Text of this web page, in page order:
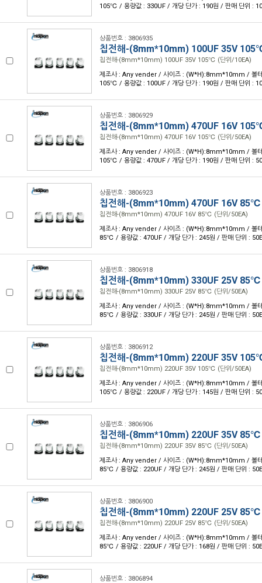
105℃ / 용량값 : 330UF / 개당 단가 : 190원 / 판매 단위 :
상품번호 : 3806935
칩전해-(8mm*10mm) 100UF 35V
칩전해-(8mm*10mm) 100UF 35V 105℃ (단위/10EA)
제조사 : Any vender / 사이즈 : (W*H):8mm*10mm / 볼
105℃ / 용량값 : 100UF / 개당 단가 : 190원 / 판매 단위 :
상품번호 : 3806929
칩전해-(8mm*10mm) 470UF 16V
칩전해-(8mm*10mm) 470UF 16V 105℃ (단위/50EA)
제조사 : Any vender / 사이즈 : (W*H):8mm*10mm / 볼
105℃ / 용량값 : 470UF / 개당 단가 : 190원 / 판매 단위 :
상품번호 : 3806923
칩전해-(8mm*10mm) 470UF 16V
칩전해-(8mm*10mm) 470UF 16V 85℃ (단위/50EA)
제조사 : Any vender / 사이즈 : (W*H):8mm*10mm / 볼
85℃ / 용량값 : 470UF / 개당 단가 : 245원 / 판매 단위 :
상품번호 : 3806918
칩전해-(8mm*10mm) 330UF 25V
칩전해-(8mm*10mm) 330UF 25V 85℃ (단위/50EA)
제조사 : Any vender / 사이즈 : (W*H):8mm*10mm / 볼
85℃ / 용량값 : 330UF / 개당 단가 : 245원 / 판매 단위 :
상품번호 : 3806912
칩전해-(8mm*10mm) 220UF 35V
칩전해-(8mm*10mm) 220UF 35V 105℃ (단위/50EA)
제조사 : Any vender / 사이즈 : (W*H):8mm*10mm / 볼
105℃ / 용량값 : 220UF / 개당 단가 : 145원 / 판매 단위 :
상품번호 : 3806906
칩전해-(8mm*10mm) 220UF 35V
칩전해-(8mm*10mm) 220UF 35V 85℃ (단위/50EA)
제조사 : Any vender / 사이즈 : (W*H):8mm*10mm / 볼
85℃ / 용량값 : 220UF / 개당 단가 : 245원 / 판매 단위 :
상품번호 : 3806900
칩전해-(8mm*10mm) 220UF 25V
칩전해-(8mm*10mm) 220UF 25V 85℃ (단위/50EA)
제조사 : Any vender / 사이즈 : (W*H):8mm*10mm / 볼
85℃ / 용량값 : 220UF / 개당 단가 : 168원 / 판매 단위 :
상품번호 : 3806894